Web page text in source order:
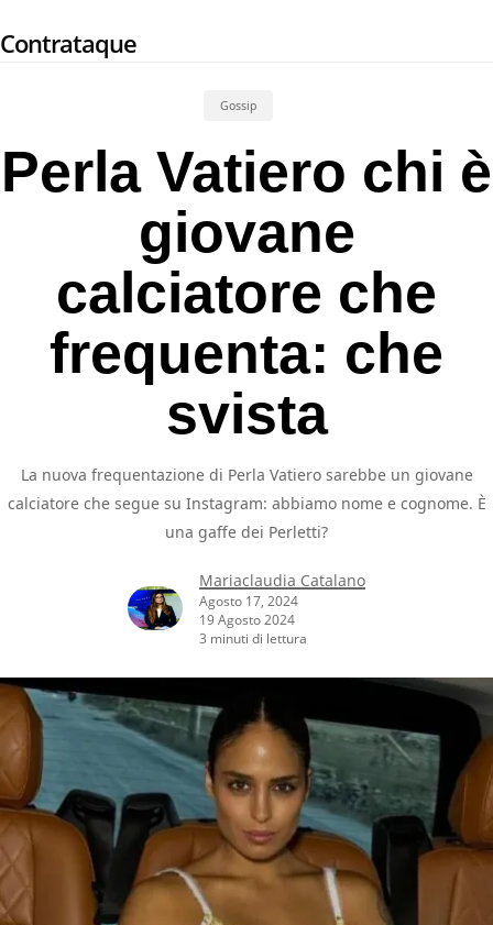
to
Contrataque
Gossip
Perla Vatiero chi è
giovane
calciatore che
frequenta: che
svista
La nuova frequentazione di Perla Vatiero sarebbe un giovane
calciatore che segue su Instagram: abbiamo nome e cognome. È
una gaffe dei Perletti?
Mariaclaudia Catalano
Agosto 17, 2024
19 Agosto 2024
3 minuti di lettura